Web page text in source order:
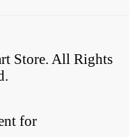
Store. All Rights
for